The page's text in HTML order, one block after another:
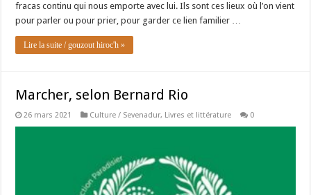
fracas continu qui nous emporte avec lui. Ils sont ces lieux où l’on vient
pour parler ou pour prier, pour garder ce lien familier …
Lire la suite / gouzout hiroc'h »
Marcher, selon Bernard Rio
26 mars 2021 Culture / Sevenadur, Livres et littérature 0